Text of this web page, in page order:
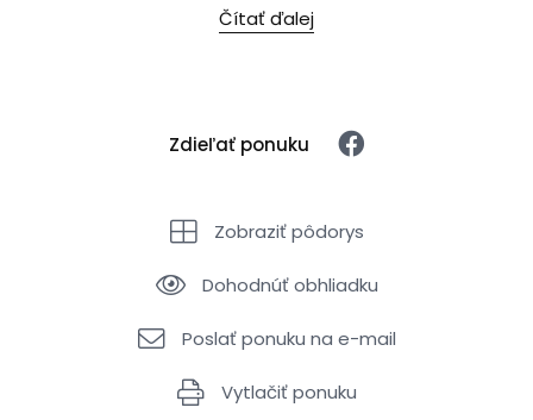
Čítať ďalej
Zdieľať ponuku
Zobraziť pôdorys
Dohodnúť obhliadku
Poslať ponuku na e-mail
Vytlačiť ponuku